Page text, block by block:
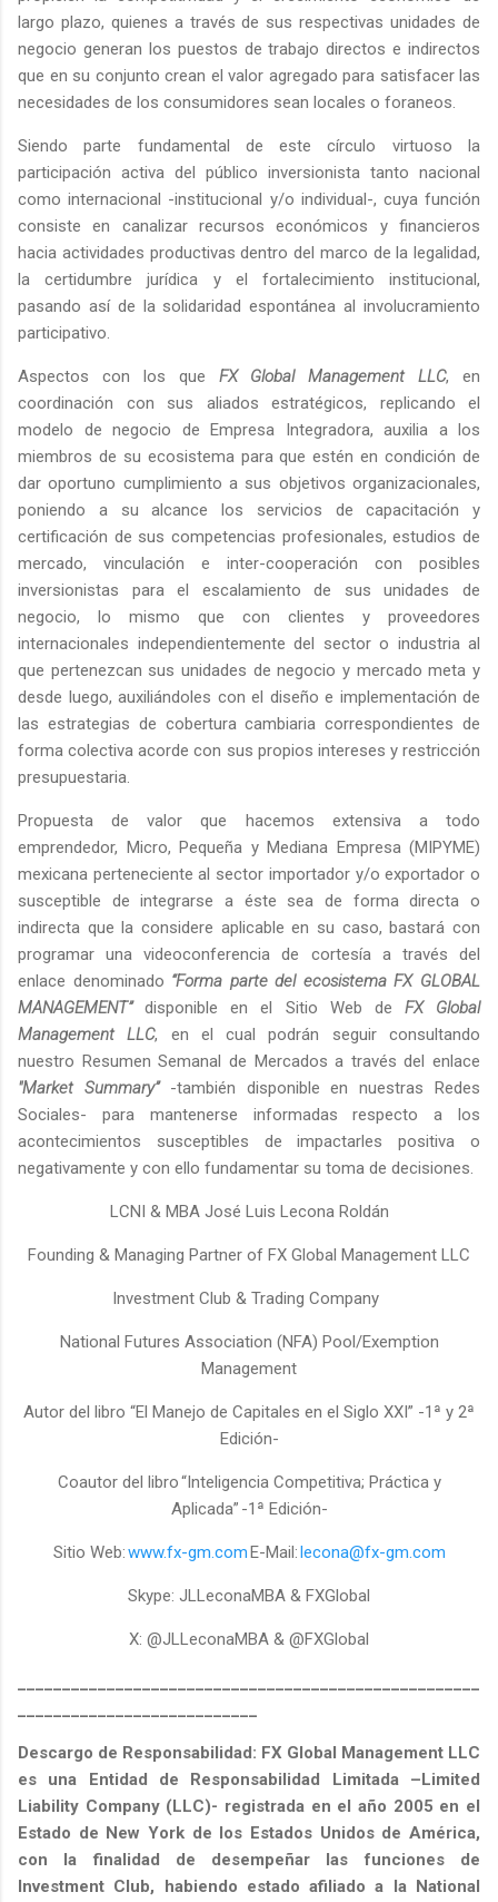
largo plazo, quienes a través de sus respectivas unidades de
negocio generan los puestos de trabajo directos e indirectos
que en su conjunto crean el valor agregado para satisfacer las
necesidades de los consumidores sean locales o foraneos.
Siendo parte fundamental de este círculo virtuoso la
participación activa del público inversionista tanto nacional
como internacional -institucional y/o individual-, cuya función
consiste en canalizar recursos económicos y financieros
hacia actividades productivas dentro del marco de la legalidad,
la certidumbre jurídica y el fortalecimiento institucional,
pasando así de la solidaridad espontánea al involucramiento
participativo.
Aspectos con los que FX Global Management LLC, en
coordinación con sus aliados estratégicos, replicando el
modelo de negocio de Empresa Integradora, auxilia a los
miembros de su ecosistema para que estén en condición de
dar oportuno cumplimiento a sus objetivos organizacionales,
poniendo a su alcance los servicios de capacitación y
certificación de sus competencias profesionales, estudios de
mercado, vinculación e inter-cooperación con posibles
inversionistas para el escalamiento de sus unidades de
negocio, lo mismo que con clientes y proveedores
internacionales independientemente del sector o industria al
que pertenezcan sus unidades de negocio y mercado meta y
desde luego, auxiliándoles con el diseño e implementación de
las estrategias de cobertura cambiaria correspondientes de
forma colectiva acorde con sus propios intereses y restricción
presupuestaria.
Propuesta de valor que hacemos extensiva a todo
emprendedor, Micro, Pequeña y Mediana Empresa (MIPYME)
mexicana perteneciente al sector importador y/o exportador o
susceptible de integrarse a éste sea de forma directa o
indirecta que la considere aplicable en su caso, bastará con
programar una videoconferencia de cortesía a través del
enlace denominado “Forma parte del ecosistema FX GLOBAL
MANAGEMENT”disponible en el Sitio Web de FX Global
Management LLC, en el cual podrán seguir consultando
nuestro Resumen Semanal de Mercados a través del enlace
"Market Summary”-también disponible en nuestras Redes
Sociales- para mantenerse informadas respecto a los
acontecimientos susceptibles de impactarles positiva o
negativamente y con ello fundamentar su toma de decisiones.
LCNI & MBA José Luis Lecona Roldán
Founding & Managing Partner of FX Global Management LLC
Investment Club & Trading Company
National Futures Association (NFA) Pool/Exemption
Management
Autor del libro “El Manejo de Capitales en el Siglo XXI” -1ª y 2ª
Edición-
Coautor del libro“Inteligencia Competitiva; Práctica y
Aplicada” -1ª Edición-
Sitio Web:www.fx-gm.comE-Mail:lecona@fx-gm.com
Skype: JLLeconaMBA & FXGlobal
X: @JLLeconaMBA & @FXGlobal
Descargo de Responsabilidad: FX Global Management LLC
es una Entidad de Responsabilidad Limitada –Limited
Liability Company (LLC)- registrada en el año 2005 en el
Estado de New York de los Estados Unidos de América,
con la finalidad de desempeñar las funciones de
Investment Club, habiendo estado afiliado a la National